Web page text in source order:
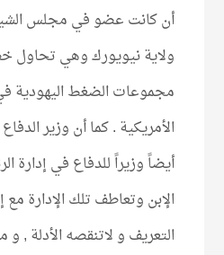
أن كانت عضو في مجلس
ولاية نيويورك وهي تحاول
مجموعات الضغط اليهودية
الأمريكية . كما أن وزير
أيضاً وزيراً للدفاع في إدارة
الإبن وتعاطف تلك الإدارة
التعريف و لاتنقصه الأدلة ,